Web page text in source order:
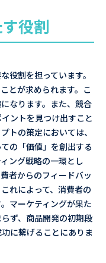
役割
役割を担っています。
とが求められます。こ
なります。また、競合
ントを見つけ出すこと
トの策定においては、
の「価値」を創出する
ング戦略の一環とし
者からのフィードバッ
れによって、消費者の
マーケティングが果た
ず、商品開発の初期段
に繋げることにありま